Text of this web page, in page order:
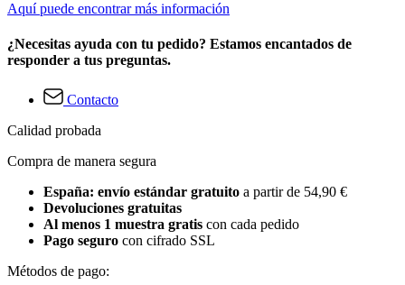
Aquí puede encontrar más información
¿Necesitas ayuda con tu pedido? Estamos encantados de
responder a tus preguntas.
Contacto
Calidad probada
Compra de manera segura
España: envío estándar gratuito a partir de 54,90 €
Devoluciones gratuitas
Al menos 1 muestra gratis con cada pedido
Pago seguro con cifrado SSL
Métodos de pago: